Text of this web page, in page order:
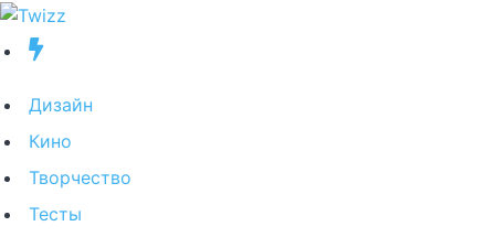
Дизайн
Кино
Творчество
Тесты